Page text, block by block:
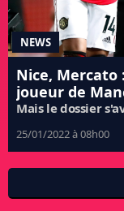
NEWS
Nice, Mercato
joueur de
Mais le dossier
25/01/2022 à 08h00